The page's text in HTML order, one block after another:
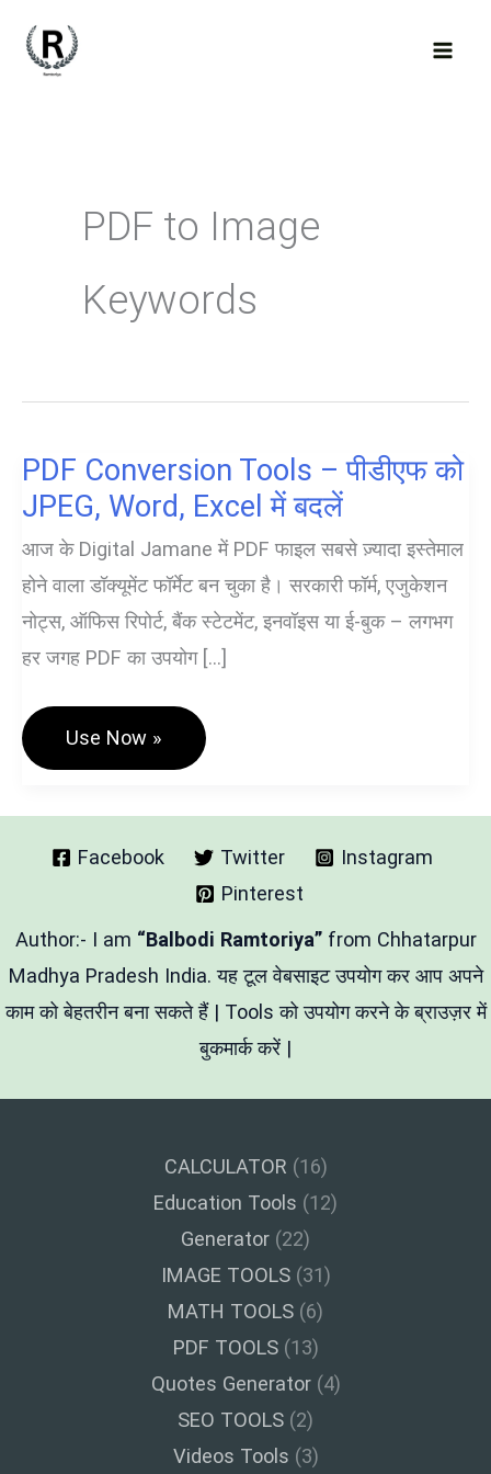
PDF to Image
Keywords
PDF Conversion Tools – पीडीएफ को
JPEG, Word, Excel में बदलें
आज के Digital Jamane में PDF फाइल सबसे ज़्यादा इस्तेमाल
होने वाला डॉक्यूमेंट फॉर्मेट बन चुका है। सरकारी फॉर्म, एजुकेशन
नोट्स, ऑफिस रिपोर्ट, बैंक स्टेटमेंट, इनवॉइस या ई-बुक – लगभग
हर जगह PDF का उपयोग […]
PDF
Tools
पीडीएफ
JPEG,
Word,
बदलें
Use Now »
Facebook Twitter
Instagram
Pinterest
Author:- I am “Balbodi Ramtoriya” from Chhatarpur
Madhya Pradesh India. यह टूल वेबसाइट उपयोग कर आप अपने
काम को बेहतरीन बना सकते हैं | Tools को उपयोग करने के ब्राउज़र में
बुकमार्क करें |
CALCULATOR (16)
Education Tools (12)
Generator (22)
IMAGE TOOLS(31)
MATH TOOLS (6)
PDF TOOLS(13)
Quotes Generator(4)
SEO TOOLS (2)
Videos Tools (3)